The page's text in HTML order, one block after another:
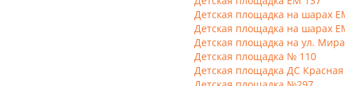
Детская площадка на шарах
Детская площадка на шарах
Детская площадка на ул. Мира
Детская площадка № 110
Детская площадка ДС Красная